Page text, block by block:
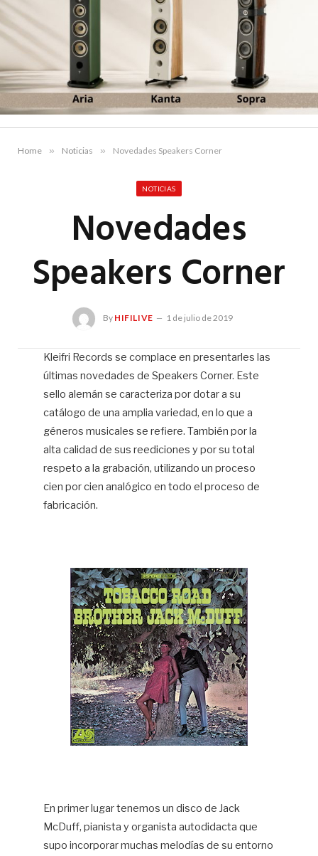
Home » Noticias » Novedades Speakers Corner
NOTICIAS
Novedades
Speakers Corner
By HIFILIVE 1 de julio de 2019
Kleifri Records se complace en presentarles las
últimas novedades de Speakers Corner. Este
sello alemán se caracteriza por dotar a su
catálogo de una amplia variedad, en lo que a
géneros musicales se refiere. También por la
alta calidad de sus reediciones y por su total
respeto a la grabación, utilizando un proceso
cien por cien analógico en todo el proceso de
fabricación.
En primer lugar tenemos un disco de Jack
McDuff, pianista y organista autodidacta que
supo incorporar muchas melodías de su entorno